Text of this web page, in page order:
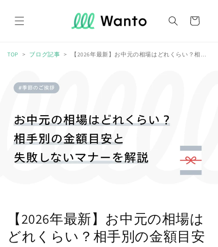
進む
ー
TOP ブログ記事 【2026年最新】お中元の相場はどれくらい？相手別の金額目安と失敗しないマ...
【2026年最新】お中元の相場は
どれくらい？相手別の金額目安